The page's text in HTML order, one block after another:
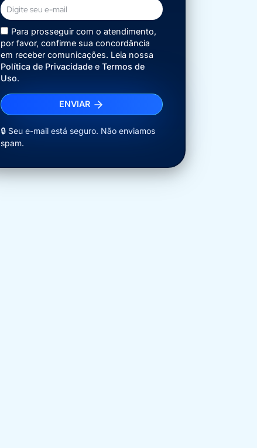
Para prosseguir com o atendimento,
por favor, confirme sua concordância
em receber comunicações. Leia nossa
Política de Privacidadee Termos de
Uso.
ENVIAR
🔒 Seu e-mail está seguro. Não enviamos
spam.